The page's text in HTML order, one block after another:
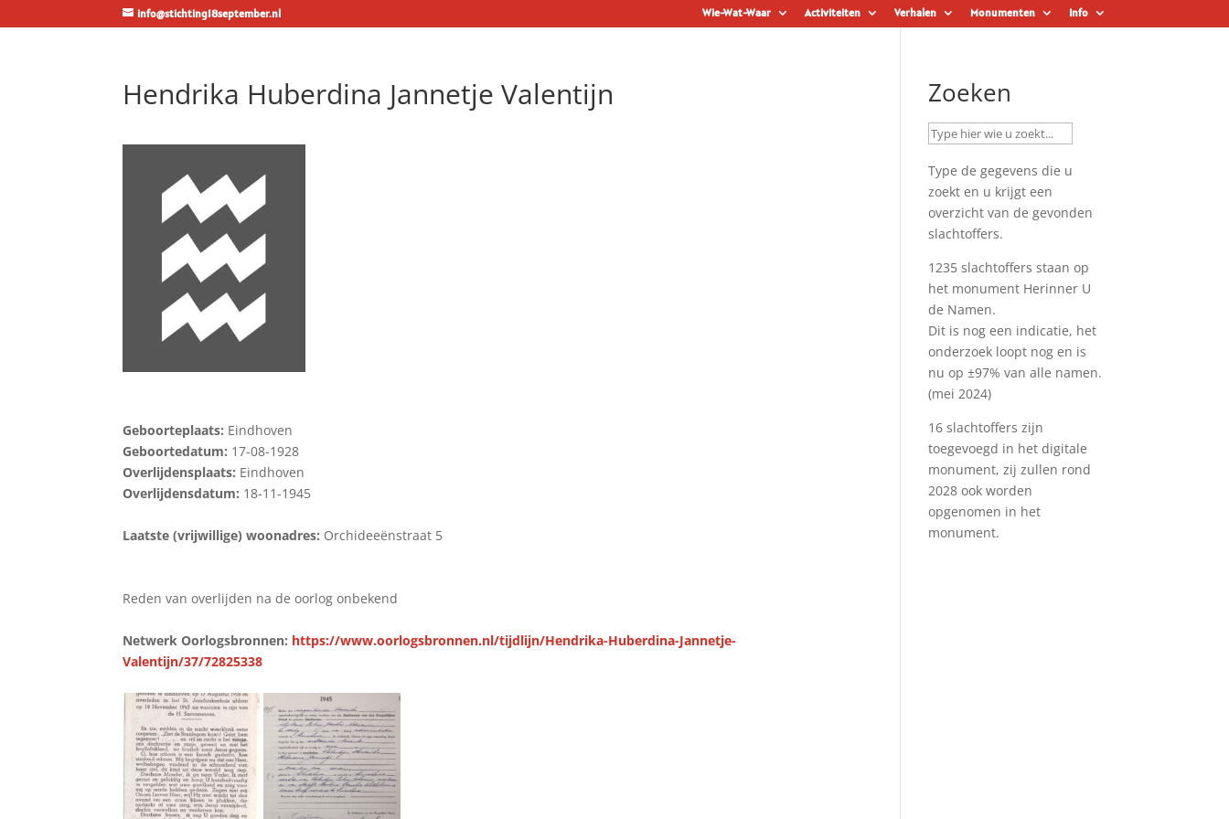
info@stichting18september.nl Wie-Wat-Waar Activiteiten Verhalen Monumenten Info
Hendrika Huberdina Jannetje Valentijn
Geboorteplaats: Eindhoven
Geboortedatum: 17-08-1928
Overlijdensplaats: Eindhoven
Overlijdensdatum: 18-11-1945
Laatste (vrijwillige) woonadres: Orchideeënstraat 5
Reden van overlijden na de oorlog onbekend
Netwerk Oorlogsbronnen: https://www.oorlogsbronnen.nl/tijdlijn/Hendrika-Huberdina-Jannetje-
Valentijn/37/72825338
Zoeken
Type de gegevens die u
zoekt en u krijgt een
overzicht van de gevonden
slachtoffers.
1235 slachtoffers staan op
het monument Herinner U
de Namen.
Dit is nog een indicatie, het
onderzoek loopt nog en is
nu op ±97% van alle namen.
(mei 2024)
16 slachtoffers zijn
toegevoegd in het digitale
monument, zij zullen rond
2028 ook worden
opgenomen in het
monument.